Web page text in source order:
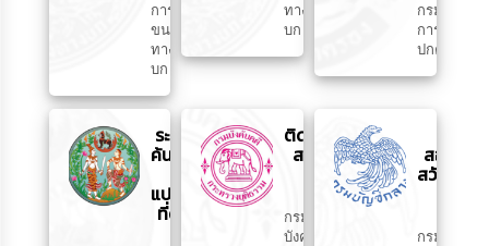
การ
ขนส่ง
ทาง
บก
ทาง
บก
กรม
การ
ปกครอง
ระบบ
ค้นหา
แปลง
ที่ดิน
ติดตาม
สถานะ
คดี
กรม
บังคับ
สอบสิทธิ์
สวัสดิการ
กรม